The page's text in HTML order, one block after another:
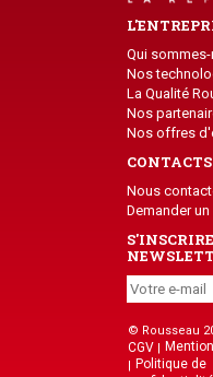
Qui
Nos
La Qualité
Nos
Nos offres
CONTACTS
Nous
Demander
© Rousseau
CGV
Politique de